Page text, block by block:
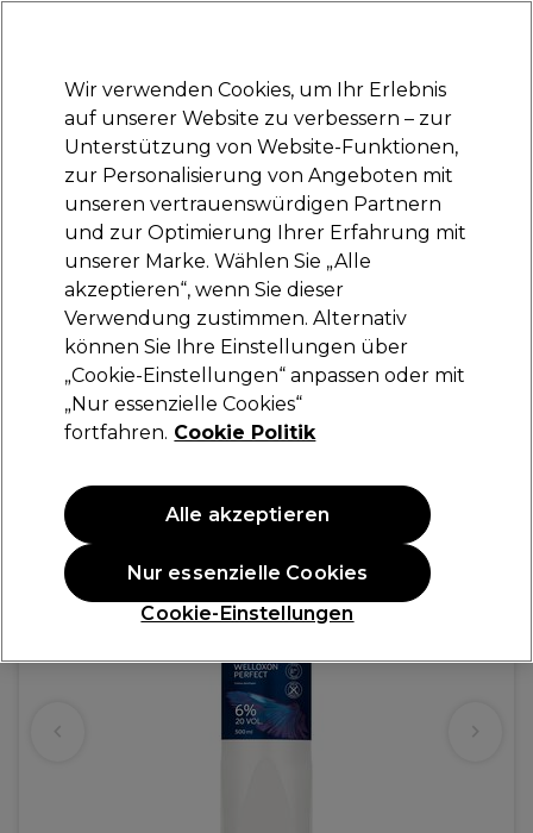
Anmelden
Marken Deals Haare Elektrogeräte Saloneinrichtung
Lieferung und Lieferzeiten
– mehr erfahren
Wella Professionals
Wella Professionals Welloxon Perfect
6%-20Vol 500ml
19,60 €
ANGEBOT
Wir verwenden Cookies, um Ihr Erlebnis
auf unserer Website zu verbessern – zur
Unterstützung von Website-Funktionen,
zur Personalisierung von Angeboten mit
unseren vertrauenswürdigen Partnern
und zur Optimierung Ihrer Erfahrung mit
unserer Marke. Wählen Sie „Alle
akzeptieren“, wenn Sie dieser
Verwendung zustimmen. Alternativ
können Sie Ihre Einstellungen über
„Cookie-Einstellungen“ anpassen oder mit
„Nur essenzielle Cookies“
fortfahren. Cookie Politik
Cookie-Einstellungen
Nur essenzielle Cookies
Alle akzeptieren